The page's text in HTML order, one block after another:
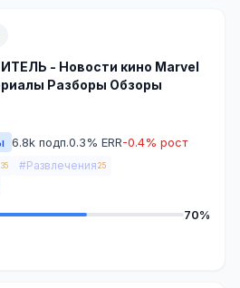
- Новости кино Marvel
Разборы Обзоры
6.8k подп.0.3% ERR-0.4% рост
35 #Развлечения 25
70%